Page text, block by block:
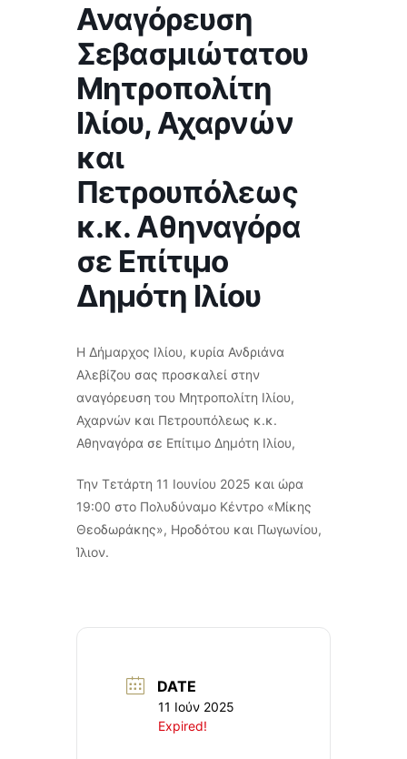
Αναγόρευση
Σεβασμιώτατου
Μητροπολίτη
Ιλίου, Αχαρνών
και
Πετρουπόλεως
κ.κ. Αθηναγόρα
σε Επίτιμο
Δημότη Ιλίου
Η Δήμαρχος Ιλίου, κυρία Ανδριάνα
Αλεβίζου σας προσκαλεί στην
αναγόρευση του Μητροπολίτη Ιλίου,
Αχαρνών και Πετρουπόλεως κ.κ.
Αθηναγόρα σε Επίτιμο Δημότη Ιλίου,
Την Τετάρτη 11 Ιουνίου 2025 και ώρα
19:00 στο Πολυδύναμο Κέντρο «Μίκης
Θεοδωράκης», Ηροδότου και Πωγωνίου,
Ίλιον.
DATE
11 Ιούν 2025
Expired!